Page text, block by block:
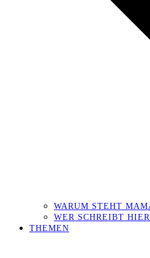
WARUM STEHT
WER SCHREIBT
THEMEN